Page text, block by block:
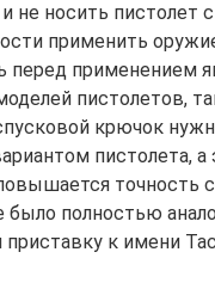
не носить пистолет
применить
перед применением
пистолетов,
крючок
пистолета, а
точность
полностью
к имени